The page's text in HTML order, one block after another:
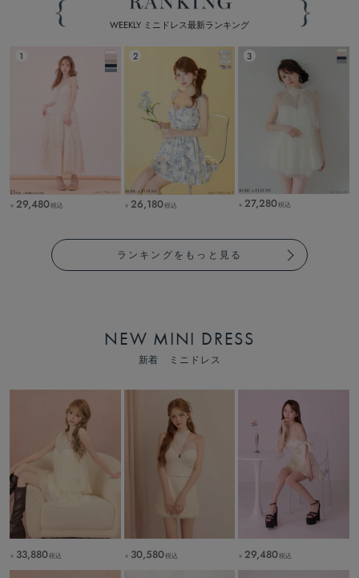
WEEKLY ミニドレス最新ランキング
￥ 29,480税込 ￥ 26,180税込 ￥ 27,280税込
ランキングをもっと見る
NEW MINI DRESS
新着 ミニドレス
￥ 33,880税込 ￥ 30,580税込 ￥ 29,480税込